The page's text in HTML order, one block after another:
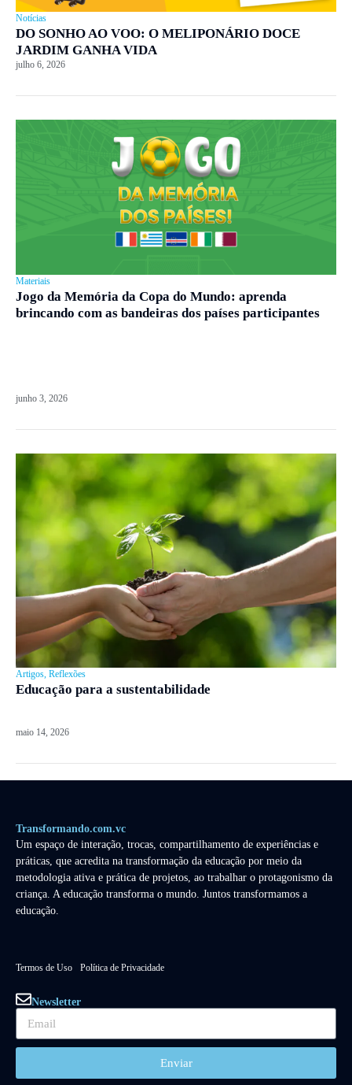
Notícias
DO SONHO AO VOO: O MELIPONÁRIO DOCE
JARDIM GANHA VIDA
julho 6, 2026
Materiais
Jogo da Memória da Copa do Mundo: aprenda
brincando com as bandeiras dos países participantes
junho 3, 2026
Artigos, Reflexões
Educação para a sustentabilidade
maio 14, 2026
Transformando.com.vc
Um espaço de interação, trocas, compartilhamento de experiências e
práticas, que acredita na transformação da educação por meio da
metodologia ativa e prática de projetos, ao trabalhar o protagonismo da
criança. A educação transforma o mundo. Juntos transformamos a
educação.
Termos de Uso Política de Privacidade
Newsletter
Enviar